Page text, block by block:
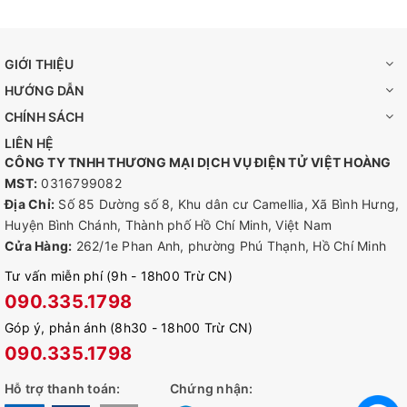
802.11ac / a / b / g / n
THÔNG TIN CHI TIẾT:
GIỚI THIỆU
HƯỚNG DẪN
CHÍNH SÁCH
LIÊN HỆ
CÔNG TY TNHH THƯƠNG MẠI DỊCH VỤ ĐIỆN TỬ VIỆT HOÀNG
MST: 0316799082
Địa Chỉ: Số 85 Dường số 8, Khu dân cư Camellia, Xã Bình Hưng,
Huyện Bình Chánh, Thành phố Hồ Chí Minh, Việt Nam
Cửa Hàng: 262/1e Phan Anh, phường Phú Thạnh, Hồ Chí Minh
Tư vấn miễn phí (9h - 18h00 Trừ CN)
090.335.1798
Góp ý, phản ánh (8h30 - 18h00 Trừ CN)
090.335.1798
Hỗ trợ thanh toán: Chứng nhận: